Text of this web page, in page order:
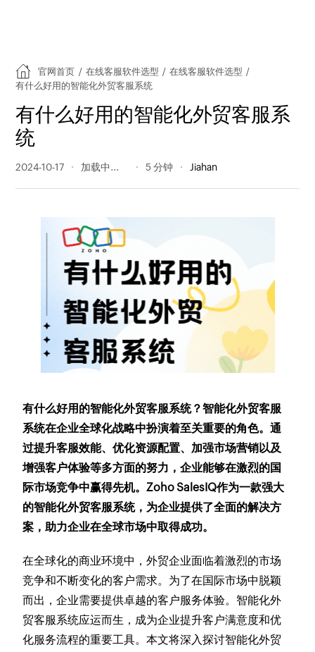
官网首页 / 在线客服软件选型 / 在线客服软件选型 /
有什么好用的智能化外贸客服系统
有什么好用的智能化外贸客服系
统
2024-10-17 105 阅读量 5 分钟 Jiahan
有什么好用的智能化外贸客服系统？智能化外贸客服
系统在企业全球化战略中扮演着至关重要的角色。通
过提升客服效能、优化资源配置、加强市场营销以及
增强客户体验等多方面的努力，企业能够在激烈的国
际市场竞争中赢得先机。Zoho SalesIQ作为一款强大
的智能化外贸客服系统，为企业提供了全面的解决方
案，助力企业在全球市场中取得成功。
在全球化的商业环境中，外贸企业面临着激烈的市场
竞争和不断变化的客户需求。为了在国际市场中脱颖
而出，企业需要提供卓越的客户服务体验。智能化外
贸客服系统应运而生，成为企业提升客户满意度和优
化服务流程的重要工具。本文将深入探讨智能化外贸